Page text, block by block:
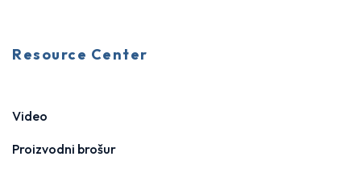
Resource Center
Video
Proizvodni brošur